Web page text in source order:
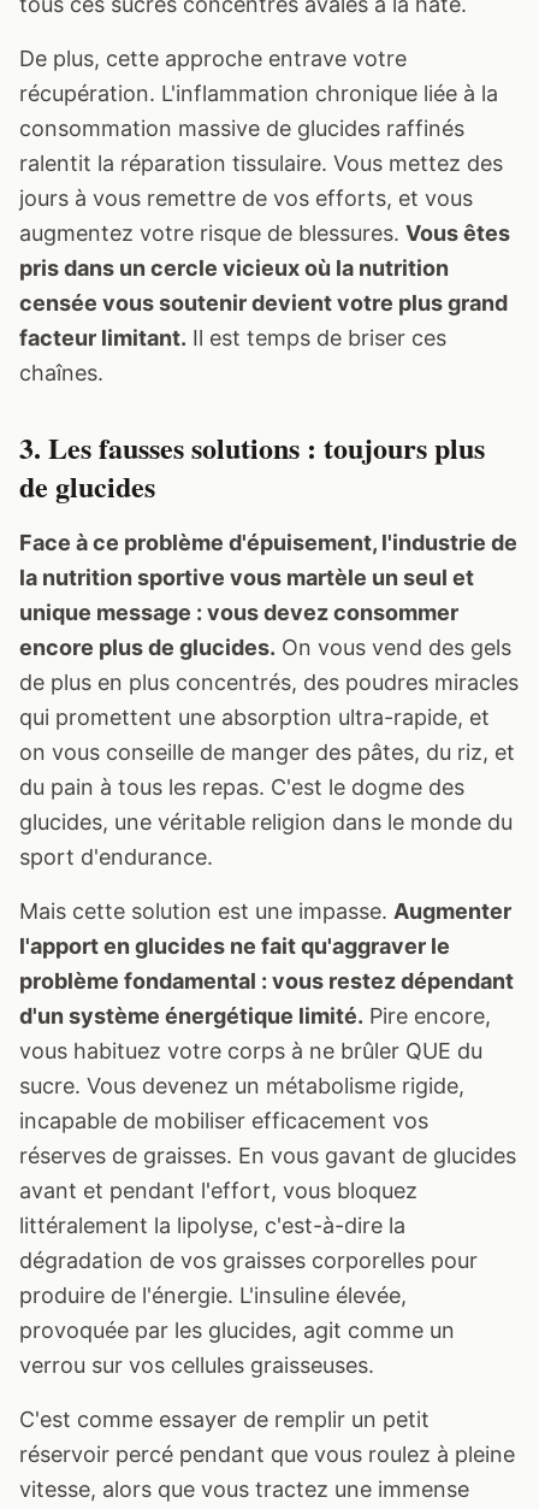
De plus, cette approche entrave votre
récupération. L'inflammation chronique liée à la
consommation massive de glucides raffinés
ralentit la réparation tissulaire. Vous mettez des
jours à vous remettre de vos efforts, et vous
augmentez votre risque de blessures. Vous êtes
pris dans un cercle vicieux où la nutrition
censée vous soutenir devient votre plus grand
facteur limitant. Il est temps de briser ces
chaînes.
3. Les fausses solutions : toujours plus
de glucides
Face à ce problème d'épuisement, l'industrie de
la nutrition sportive vous martèle un seul et
unique message : vous devez consommer
encore plus de glucides. On vous vend des gels
de plus en plus concentrés, des poudres miracles
qui promettent une absorption ultra-rapide, et
on vous conseille de manger des pâtes, du riz, et
du pain à tous les repas. C'est le dogme des
glucides, une véritable religion dans le monde du
sport d'endurance.
Mais cette solution est une impasse. Augmenter
l'apport en glucides ne fait qu'aggraver le
problème fondamental : vous restez dépendant
d'un système énergétique limité. Pire encore,
vous habituez votre corps à ne brûler QUE du
sucre. Vous devenez un métabolisme rigide,
incapable de mobiliser efficacement vos
réserves de graisses. En vous gavant de glucides
avant et pendant l'effort, vous bloquez
littéralement la lipolyse, c'est-à-dire la
dégradation de vos graisses corporelles pour
produire de l'énergie. L'insuline élevée,
provoquée par les glucides, agit comme un
verrou sur vos cellules graisseuses.
C'est comme essayer de remplir un petit
réservoir percé pendant que vous roulez à pleine
vitesse, alors que vous tractez une immense